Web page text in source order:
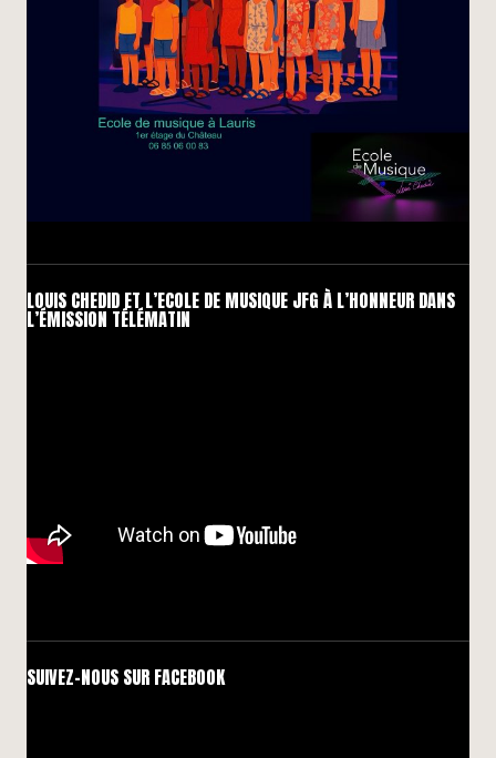
LOUIS CHEDID ET L’ECOLE DE MUSIQUE JFG À L’HONNEUR DANS
L’ÉMISSION TÉLÉMATIN
SUIVEZ-NOUS SUR FACEBOOK